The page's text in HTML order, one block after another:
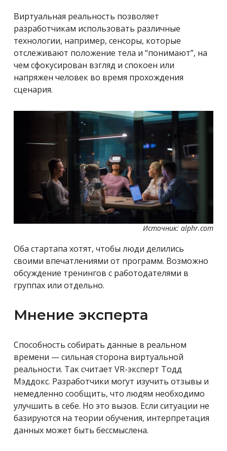
Виртуальная реальность позволяет
разработчикам использовать различные
технологии, например, сенсоры, которые
отслеживают положение тела и “понимают”, на
чем сфокусирован взгляд и спокоен или
напряжен человек во время прохождения
сценария.
Источник: alphr.com
Оба стартапа хотят, чтобы люди делились
своими впечатлениями от программ. Возможно
обсуждение тренингов с работодателями в
группах или отдельно.
Мнение эксперта
Способность собирать данные в реальном
времени — сильная сторона виртуальной
реальности. Так считает VR-эксперт Тодд
Мэддокс. Разработчики могут изучить отзывы и
немедленно сообщить, что людям необходимо
улучшить в себе. Но это вызов. Если ситуации не
базируются на теории обучения, интерпретация
данных может быть бессмыслена.